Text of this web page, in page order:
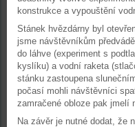
konstrukce a vypouštění
Stánek hvězdárny byl
jsme návštěvníkům
do láhve (experiment s
kyslíku) a vodní raketa
stánku zastoupena
počasí mohli návštěvníci
zamračené obloze pak jmelí
Na závěr je nutné dodat, že